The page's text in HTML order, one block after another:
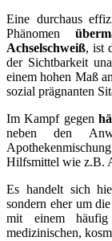
Eine durchaus
Phänomen
Achselschweiß, ist
der Sichtbarkeit
einem hohen Maß
sozial prägnanten
Im Kampf gegen
neben den
Hilfsmittel wie z.B.
Es handelt sich
sondern eher um
mit einem
medizinischen,